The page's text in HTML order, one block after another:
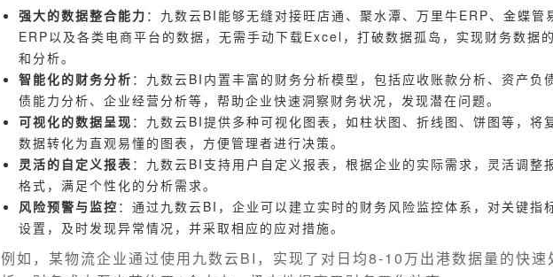
强大的数据整合能力 ：九数云BI能够无缝对接旺店通、聚水潭、万里牛ERP、金蝶管
ERP以及各类电商平台的数据，无需手动下载Excel，打破数据孤岛，实现财务数据
和分析。
智能化的财务分析 ：九数云BI内置丰富的财务分析模型，包括应收账款分析、资产负
债能力分析、企业经营分析等，帮助企业快速洞察财务状况，发现潜在问题。
可视化的数据呈现 ：九数云BI提供多种可视化图表，如柱状图、折线图、饼图等，将
数据转化为直观易懂的图表，方便管理者进行决策。
灵活的自定义报表 ：九数云BI支持用户自定义报表，根据企业的实际需求，灵活调整
格式，满足个性化的分析需求。
风险预警与监控 ：通过九数云BI，企业可以建立实时的财务风险监控体系，对关键指
设置，及时发现异常情况，并采取相应的应对措施。
例如，某物流企业通过使用九数云BI，实现了对日均8-10万出港数据量的快速